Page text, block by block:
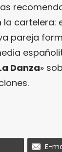
cartelera:
pareja
Danza»
E-